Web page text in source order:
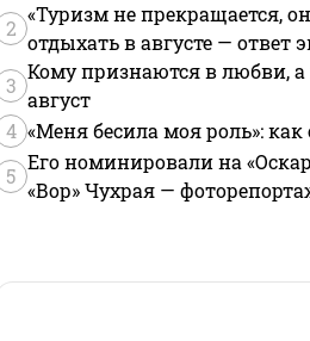
2
«Туризм не прекращается,
отдыхать в августе — ответ
3
Кому признаются в любви,
август
4 «Меня бесила моя роль»:
5
Его номинировали на
«Вор» Чухрая —